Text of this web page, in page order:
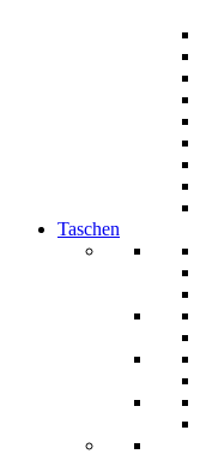
Taschen